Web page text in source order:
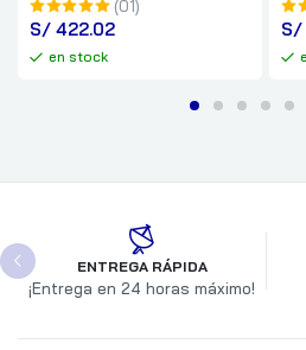
(01)
S/ 422.02
en stock
S/
ENTREGA RÁPIDA
¡Entrega en 24 horas máximo!